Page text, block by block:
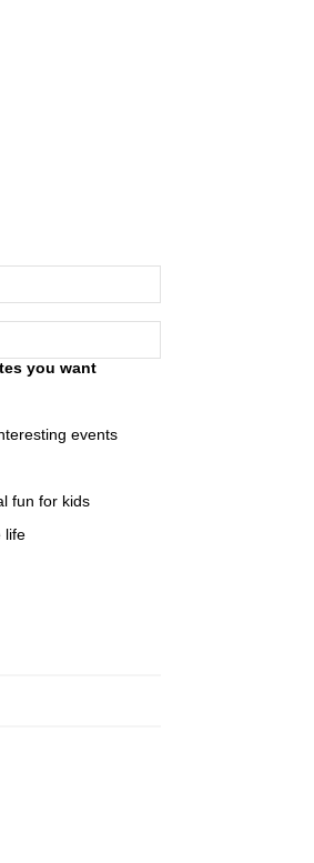
you want
events
fun for kids
life